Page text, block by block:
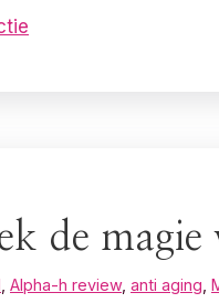
de
Alpha-h review, anti aging